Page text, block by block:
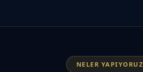
NELER YAPIYORUZ